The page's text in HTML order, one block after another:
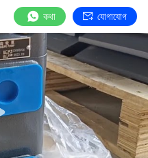
কথা যোগাযোগ